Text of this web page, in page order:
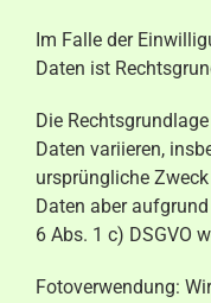
Im Falle der
Daten ist
Die
Daten variieren,
ursprüngliche
Daten aber
6 Abs. 1 c) DSGVO
Fotoverwendung: